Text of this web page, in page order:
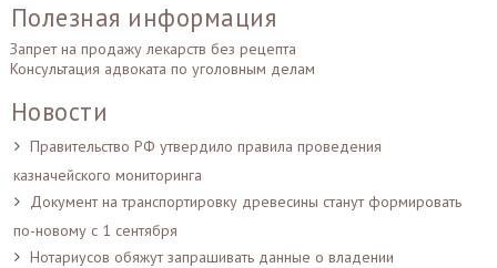
Полезная информация
Запрет на продажу лекарств без рецепта
Консультация адвоката по уголовным делам
Новости
Правительство РФ утвердило правила проведения
казначейского мониторинга
Документ на транспортировку древесины станут формировать
по-новому с 1 сентября
Нотариусов обяжут запрашивать данные о владении